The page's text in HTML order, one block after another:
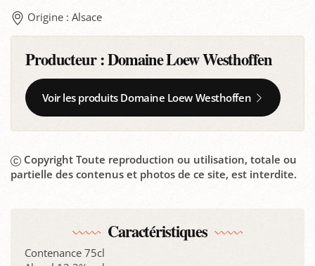
Origine : Alsace
Producteur :Domaine Loew Westhoffen
Voir les produits Domaine Loew Westhoffen
Copyright Toute reproduction ou utilisation, totale ou
partielle des contenus et photos de ce site, est interdite.
Caractéristiques
Contenance 75cl